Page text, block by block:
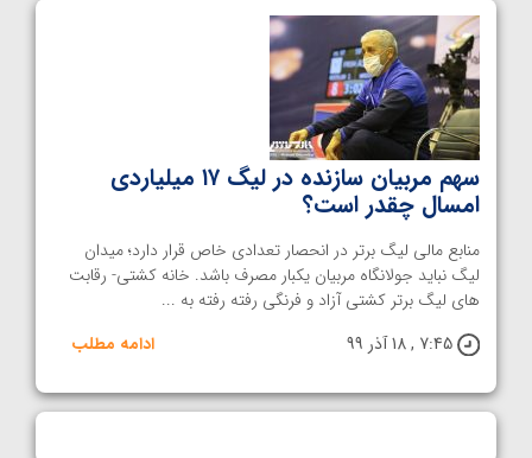
سهم مربیان سازنده در لیگ ۱۷ میلیاردی
امسال چقدر است؟
منابع مالی لیگ برتر در انحصار تعدادی خاص قرار دارد؛ میدان
لیگ نباید جولانگاه مربیان یکبار مصرف باشد. خانه کشتی- رقابت
‌های لیگ برتر کشتی آزاد و فرنگی رفته ‌رفته به ...
7:45 , 18 آذر 99
ادامه مطلب